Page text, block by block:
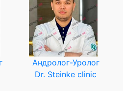
Андролог-Уролог
Dr. Steinke clinic